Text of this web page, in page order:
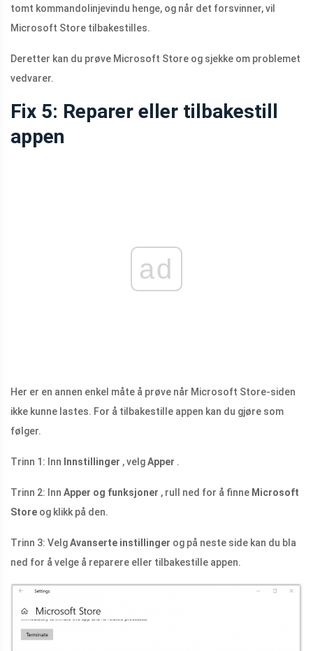
tomt kommandolinjevindu henge, og når det forsvinner, vil
Microsoft Store tilbakestilles.
Deretter kan du prøve Microsoft Store og sjekke om problemet
vedvarer.
Fix 5: Reparer eller tilbakestill
appen
ad
Her er en annen enkel måte å prøve når Microsoft Store-siden
ikke kunne lastes. For å tilbakestille appen kan du gjøre som
følger.
Trinn 1: Inn Innstillinger , velgApper .
Trinn 2: Inn Apper og funksjoner , rull ned for å finne Microsoft
Store og klikk på den.
Trinn 3: VelgAvanserte instillinger og på neste side kan du bla
ned for å velge å reparere eller tilbakestille appen.